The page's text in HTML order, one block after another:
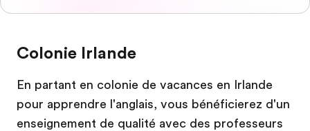
Colonie Irlande
En partant en colonie de vacances en Irlande
pour apprendre l'anglais, vous bénéficierez d'un
enseignement de qualité avec des professeurs